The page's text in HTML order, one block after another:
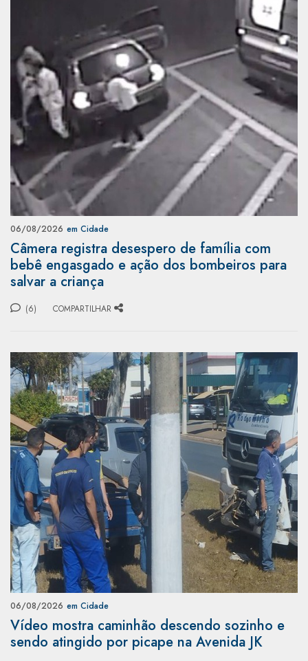
06/08/2026 em Cidade
Câmera registra desespero de família com
bebê engasgado e ação dos bombeiros para
salvar a criança
(6) COMPARTILHAR
06/08/2026 em Cidade
Vídeo mostra caminhão descendo sozinho e
sendo atingido por picape na Avenida JK